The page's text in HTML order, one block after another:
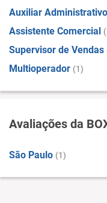
Auxiliar Administrativo
Assistente Comercial
Supervisor de Vendas
Multioperador (1)
Avaliações da
São Paulo (1)